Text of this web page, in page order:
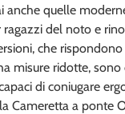
anche quelle
del noto e
che
misure ridotte,
di coniugare
Cameretta a ponte